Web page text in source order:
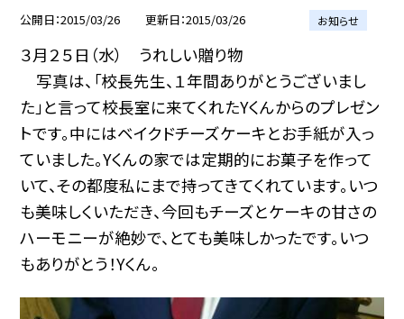
公開日 2015/03/26 更新日 2015/03/26 お知らせ
３月２５日（水） うれしい贈り物
写真は、「校長先生、１年間ありがとうございまし
た」と言って校長室に来てくれたYくんからのプレゼン
トです。中にはベイクドチーズケーキとお手紙が入っ
ていました。Yくんの家では定期的にお菓子を作って
いて、その都度私にまで持ってきてくれています。いつ
も美味しくいただき、今回もチーズとケーキの甘さの
ハーモニーが絶妙で、とても美味しかったです。いつ
もありがとう！Yくん。